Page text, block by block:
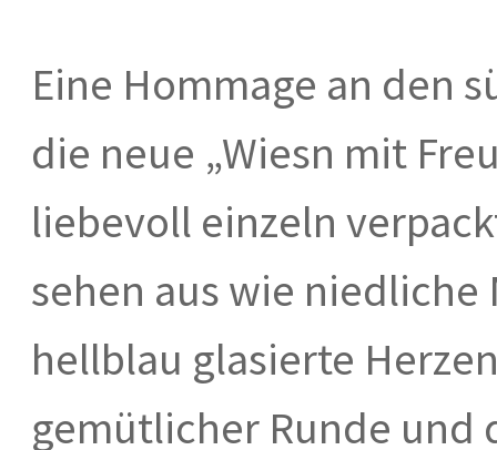
Eine Hommage an den
die neue „Wiesn mit
liebevoll einzeln
sehen aus wie
hellblau glasierte
gemütlicher Runde und